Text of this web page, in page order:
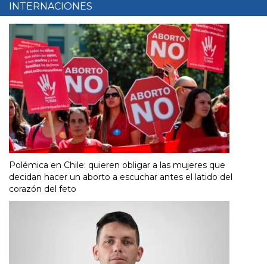
INTERNACIONES
Polémica en Chile: quieren obligar a las mujeres que
decidan hacer un aborto a escuchar antes el latido del
corazón del feto